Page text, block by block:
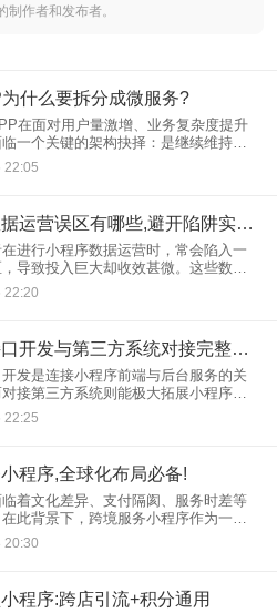
作者和发布者。
什么要拆分成微服务?
在面对用户量激增、业务复杂度提升
一个关键的架构抉择：是继续维持传
，还是转向微服务架构？越来越多的
将 大型APP 拆分成微服务，这背后有
22:05
小程序数据运营误区有哪些,避开陷阱实现有效增长?
进行小程序数据运营时，常会陷入一
导致投入巨大却收效甚微。这些数据
影响决策判断，还可能阻碍小程序的
。本文将梳理几个关键误区，并提供
22:20
小程序接口开发与第三方系统对接完整教程
发是连接小程序前端与后台服务的关
接第三方系统则能极大拓展小程序的
文将详细介绍小程序接口开发的基础
22:25
程序,全球化布局必备!
着文化差异、支付隔阂、服务时差等
此背景下，跨境服务小程序作为一种
率的数字工具，正成为企业实现全球
20:30
程序:跨店引流+积分通用